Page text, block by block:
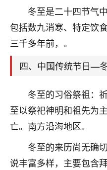
冬至是二十四节气
包括数九消寒、特定饮
三千多年前，。
四、中国传统节日—
冬至的习俗祭祖：
至以祭祀神明和祖先为
亡。南方沿海地区。
冬至的来历尚无确
说丰富多样，主要包含
是我从找店开始
址、风水、还有
大环境不好，但是
刚找老师做了补财
2小时前 来自海南
梦醒时分
我女儿高二叛逆，大
的，把我们两口子愁
师，一开始我是病急
做完，我女儿跟变了
大学，只要能安安稳
康康的我就很知足了